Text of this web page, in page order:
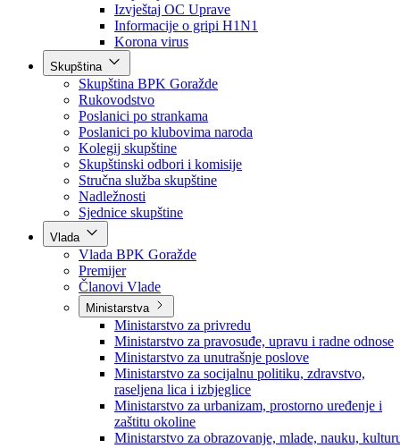
Obavještenja Vlade
Izvještajno prognozna služba Ministarstva privrede
Izvještaj o radu
Izvještaj OC Uprave
Informacije o gripi H1N1
Korona virus
Skupština
Skupština BPK Goražde
Rukovodstvo
Poslanici po strankama
Poslanici po klubovima naroda
Kolegij skupštine
Skupštinski odbori i komisije
Stručna služba skupštine
Nadležnosti
Sjednice skupštine
Vlada
Vlada BPK Goražde
Premijer
Članovi Vlade
Ministarstva
Ministarstvo za privredu
Ministarstvo za pravosuđe, upravu i radne odnose
Ministarstvo za unutrašnje poslove
Ministarstvo za socijalnu politiku, zdravstvo,
raseljena lica i izbjeglice